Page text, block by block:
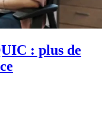
: plus de